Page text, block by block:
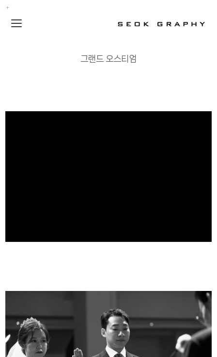
Toggle
navigation
그랜드 오스티엄